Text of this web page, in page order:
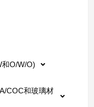
O/W/O)
COC和玻璃材